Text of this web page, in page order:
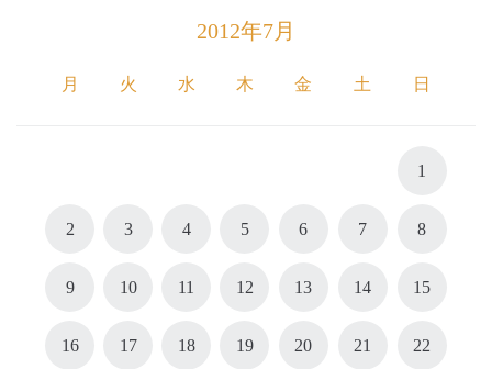
2012年7月
月 火 水 木 金 土 日
1
2 3 4 5 6 7 8
9 10 11 12 13 14 15
16 17 18 19 20 21 22